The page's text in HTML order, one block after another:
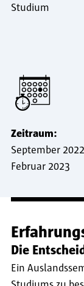
Studium
Zeitraum:
September 2022
Februar 2023
Die
Ein